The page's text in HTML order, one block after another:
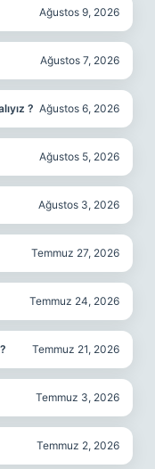
Ağustos 9, 2026
Ağustos 7, 2026
? Ağustos 6, 2026
Ağustos 5, 2026
Ağustos 3, 2026
Temmuz 27, 2026
Temmuz 24, 2026
Temmuz 21, 2026
Temmuz 3, 2026
Temmuz 2, 2026